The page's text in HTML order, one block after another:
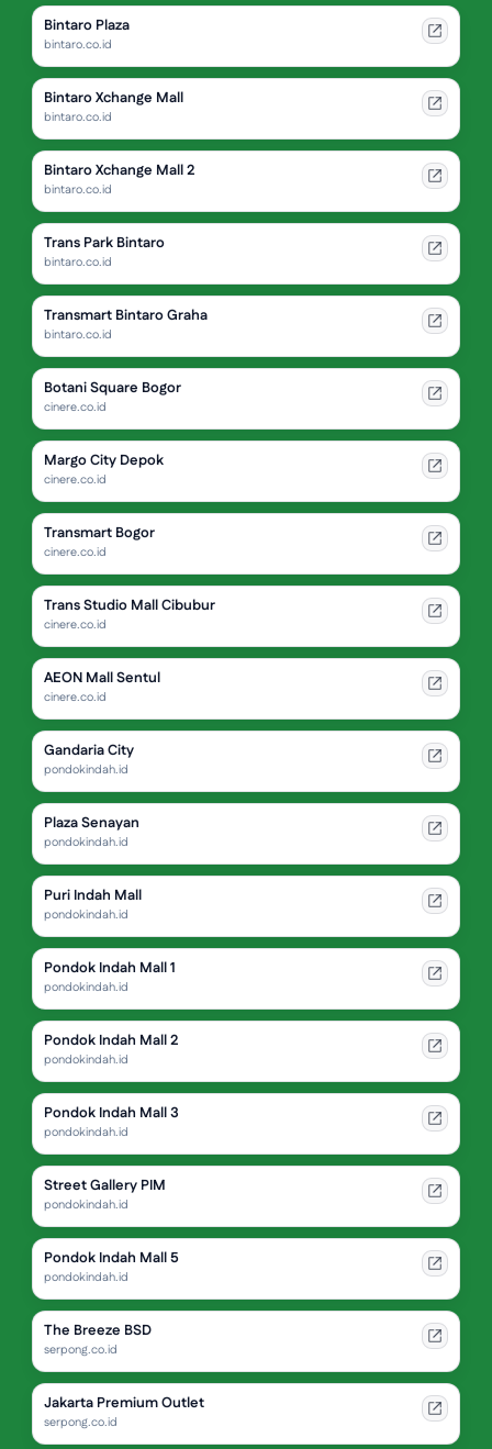
Bintaro Plaza
bintaro.co.id
Bintaro Xchange Mall
bintaro.co.id
Bintaro Xchange Mall 2
bintaro.co.id
Trans Park Bintaro
bintaro.co.id
Transmart Bintaro Graha
bintaro.co.id
Botani Square Bogor
cinere.co.id
Margo City Depok
cinere.co.id
Transmart Bogor
cinere.co.id
Trans Studio Mall Cibubur
cinere.co.id
AEON Mall Sentul
cinere.co.id
Gandaria City
pondokindah.id
Plaza Senayan
pondokindah.id
Puri Indah Mall
pondokindah.id
Pondok Indah Mall 1
pondokindah.id
Pondok Indah Mall 2
pondokindah.id
Pondok Indah Mall 3
pondokindah.id
Street Gallery PIM
pondokindah.id
Pondok Indah Mall 5
pondokindah.id
The Breeze BSD
serpong.co.id
Jakarta Premium Outlet
serpong.co.id